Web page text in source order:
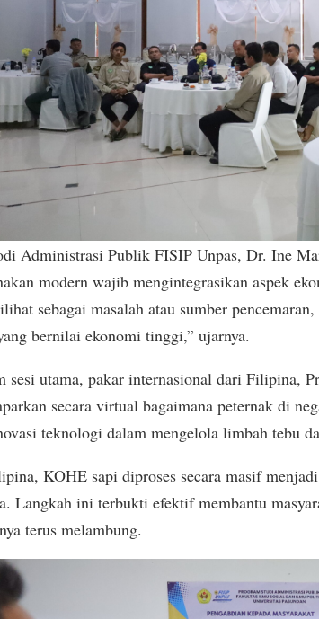
Administrasi Publik FISIP Unpas, Dr. Ine
modern wajib mengintegrasikan aspek
sebagai masalah atau sumber
bernilai ekonomi tinggi,” ujarnya.
sesi utama, pakar internasional dari Filipina,
secara virtual bagaimana peternak di
teknologi dalam mengelola limbah tebu
KOHE sapi diproses secara masif
Langkah ini terbukti efektif membantu
terus melambung.